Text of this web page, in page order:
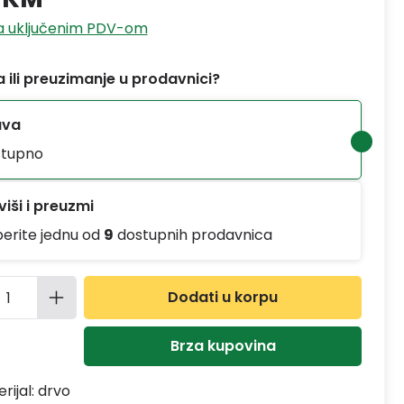
uključenim PDV-om
ili preuzimanje u prodavnici?
i preuzmi
jednu od 9 dostupnih prodavnica
proizvoda: Unesite željenu
Dodati u korpu
Brza kupovina
drvo